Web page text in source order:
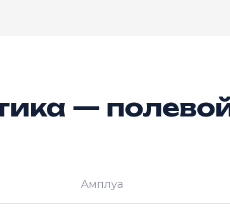
—
Амплуа